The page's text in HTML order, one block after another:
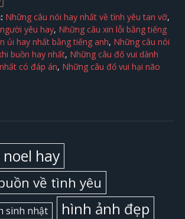
Những câu nói hay nhất về tình yêu tan vỡ,
yêu hay, Những câu xin lỗi bằng tiếng
ủi hay nhất bằng tiếng anh, Những câu nói
buồn hay nhất, Những câu đố vui dành
có đáp án, Những câu đố vui hại não
hay
về tình yêu
sinh nhật hình ảnh đẹp